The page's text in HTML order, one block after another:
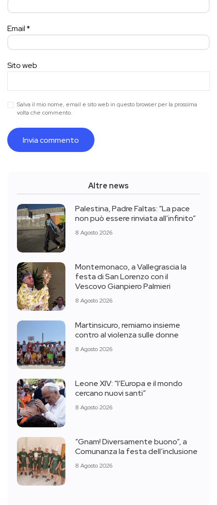
Email*
Sito web
Salva il mio nome, email e sito web in questo browser per la prossima
volta che commento.
Altre news
Palestina, Padre Faltas: “La pace
non può essere rinviata all’infinito”
8 Agosto 2026
Montemonaco, a Vallegrascia la
festa di San Lorenzo con il
Vescovo Gianpiero Palmieri
8 Agosto 2026
Martinsicuro, remiamo insieme
contro al violenza sulle donne
8 Agosto 2026
Leone XIV: “l’Europa e il mondo
cercano nuovi santi”
8 Agosto 2026
“Gnam! Diversamente buono”, a
Comunanza la festa dell’inclusione
8 Agosto 2026